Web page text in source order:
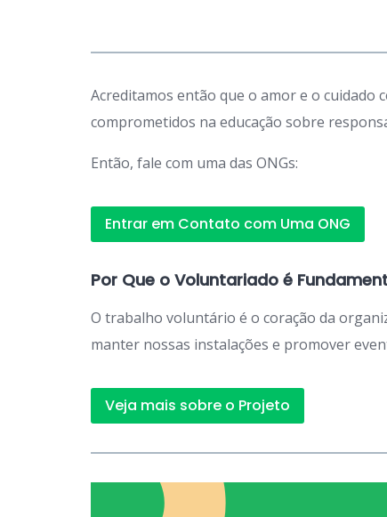
Acreditamos então que o amor e o cuidado
comprometidos na educação sobre
Então, fale com uma das ONGs:
Entrar em Contato com Uma ONG
Por Que o Voluntariado é
O trabalho voluntário é o coração da
manter nossas instalações e promover
Veja mais sobre o Projeto